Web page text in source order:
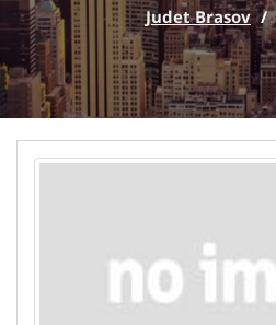
Judet Brasov /